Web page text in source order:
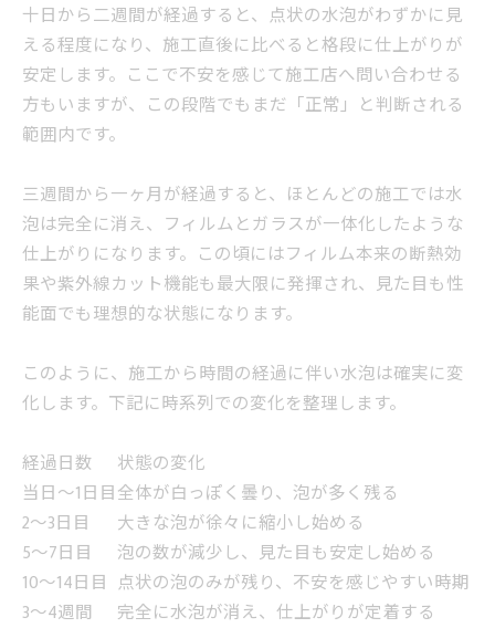
十日から二週間が経過すると、点状の水泡がわずかに見
える程度になり、施工直後に比べると格段に仕上がりが
安定します。ここで不安を感じて施工店へ問い合わせる
方もいますが、この段階でもまだ「正常」と判断される
範囲内です。
三週間から一ヶ月が経過すると、ほとんどの施工では水
泡は完全に消え、フィルムとガラスが一体化したような
仕上がりになります。この頃にはフィルム本来の断熱効
果や紫外線カット機能も最大限に発揮され、見た目も性
能面でも理想的な状態になります。
このように、施工から時間の経過に伴い水泡は確実に変
化します。下記に時系列での変化を整理します。
経過日数
状態の変化
当日〜1日目全体が白っぽく曇り、泡が多く残る
2〜3日目
大きな泡が徐々に縮小し始める
5〜7日目
泡の数が減少し、見た目も安定し始める
10〜14日目 点状の泡のみが残り、不安を感じやすい時期
3〜4週間
完全に水泡が消え、仕上がりが定着する